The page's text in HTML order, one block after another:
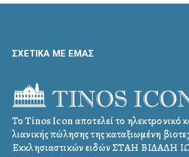
ΣΧΕΤΙΚΑ ΜΕ ΕΜΑΣ
Το Tinos Icon αποτελεί το ηλεκτρονικό
λιανικής πώλησης της καταξιωμένη
Εκκλησιαστικών ειδών ΣΤΑΗ ΒΙΔΑΛΗ